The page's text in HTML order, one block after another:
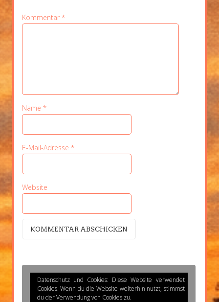
Kommentar *
Name *
E-Mail-Adresse *
Website
Datenschutz und Cookies: Diese Website verwendet
Cookies. Wenn du die Website weiterhin nutzt, stimmst
du der Verwendung von Cookies zu.